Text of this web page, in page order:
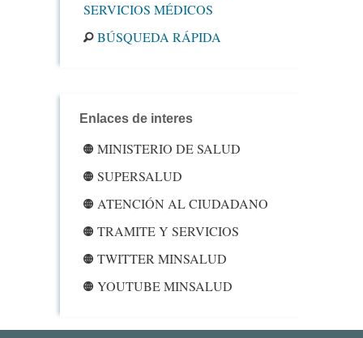
SERVICIOS MÉDICOS
BÚSQUEDA RÁPIDA
Enlaces de interes
MINISTERIO DE SALUD
SUPERSALUD
ATENCIÓN AL CIUDADANO
TRAMITE Y SERVICIOS
TWITTER MINSALUD
YOUTUBE MINSALUD